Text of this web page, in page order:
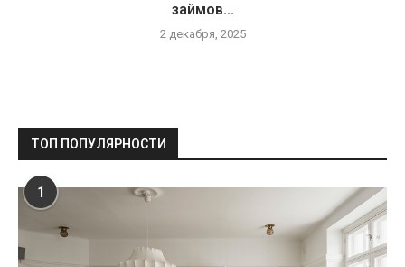
займов...
2 декабря, 2025
ТОП ПОПУЛЯРНОСТИ
1